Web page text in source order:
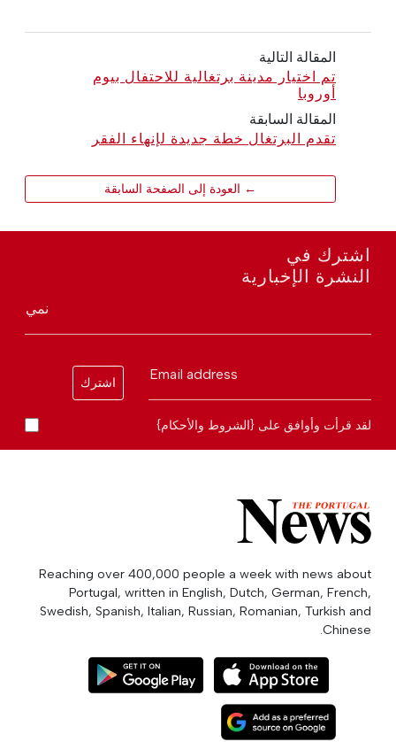
المقالة التالية
تم اختيار مدينة برتغالية للاحتفال بيوم
أوروبا
المقالة السابقة
تقدم البرتغال خطة جديدة لإنهاء الفقر
← العودة إلى الصفحة السابقة
اشترك في
النشرة الإخبارية
نمي
Email address
اشترك
لقد قرأت وأوافق على {الشروط والأحكام}
Reaching over 400,000 people a week with news about
Portugal, written in English, Dutch, German, French,
Swedish, Spanish, Italian, Russian, Romanian, Turkish and
Chinese.